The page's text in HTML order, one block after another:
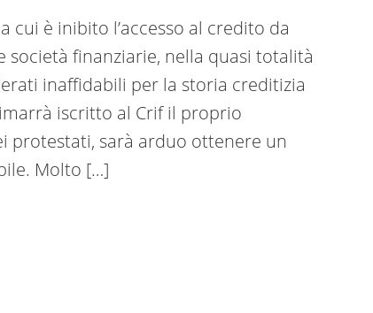
cui è inibito l’accesso al credito da
società finanziarie, nella quasi totalità
inaffidabili per la storia creditizia
iscritto al Crif il proprio
protestati, sarà arduo ottenere un
Molto […]